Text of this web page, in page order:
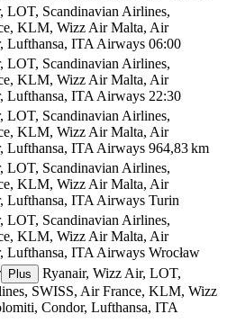
LOT, Scandinavian Airlines,
KLM, Wizz Air Malta, Air
Lufthansa, ITA Airways 06:00
LOT, Scandinavian Airlines,
KLM, Wizz Air Malta, Air
Lufthansa, ITA Airways 22:30
LOT, Scandinavian Airlines,
KLM, Wizz Air Malta, Air
Lufthansa, ITA Airways 964,83 km
LOT, Scandinavian Airlines,
KLM, Wizz Air Malta, Air
Lufthansa, ITA Airways Turin
LOT, Scandinavian Airlines,
KLM, Wizz Air Malta, Air
Lufthansa, ITA Airways Wrocław
Plus
Ryanair, Wizz Air, LOT,
SWISS, Air France, KLM, Wizz
Condor, Lufthansa, ITA